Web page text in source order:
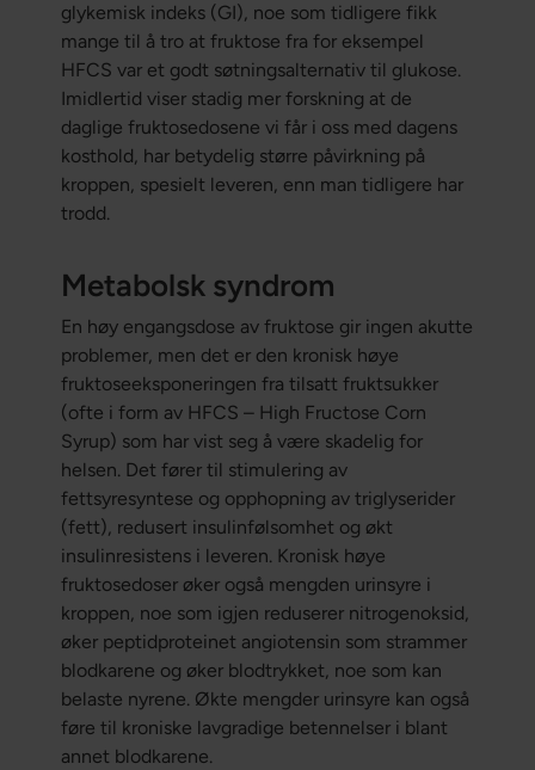
glykemisk indeks (GI), noe som tidligere fikk
mange til å tro at fruktose fra for eksempel
HFCS var et godt søtningsalternativ til glukose.
Imidlertid viser stadig mer forskning at de
daglige fruktosedosene vi får i oss med dagens
kosthold, har betydelig større påvirkning på
kroppen, spesielt leveren, enn man tidligere har
trodd.
Metabolsk syndrom
En høy engangsdose av fruktose gir ingen akutte
problemer, men det er den kronisk høye
fruktoseeksponeringen fra tilsatt fruktsukker
(ofte i form av HFCS – High Fructose Corn
Syrup) som har vist seg å være skadelig for
helsen. Det fører til stimulering av
fettsyresyntese og opphopning av triglyserider
(fett), redusert insulinfølsomhet og økt
insulinresistens i leveren. Kronisk høye
fruktosedoser øker også mengden urinsyre i
kroppen, noe som igjen reduserer nitrogenoksid,
øker peptidproteinet angiotensin som strammer
blodkarene og øker blodtrykket, noe som kan
belaste nyrene. Økte mengder urinsyre kan også
føre til kroniske lavgradige betennelser i blant
annet blodkarene.